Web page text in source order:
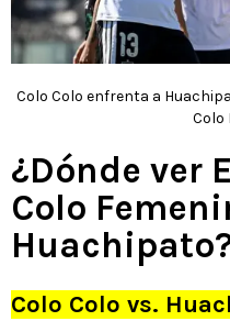
Colo Colo enfrenta a
Colo
¿Dónde ver
Colo
Colo Colo vs.